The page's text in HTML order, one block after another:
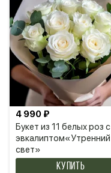
Букет из 11 белых роз с
эвкалиптом«Утренний
свет»
4 990 ₽
КУПИТЬ